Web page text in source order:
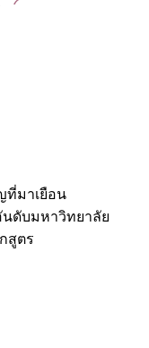
มาเยือน
นดับมหาวิทยาลัย
สูตร